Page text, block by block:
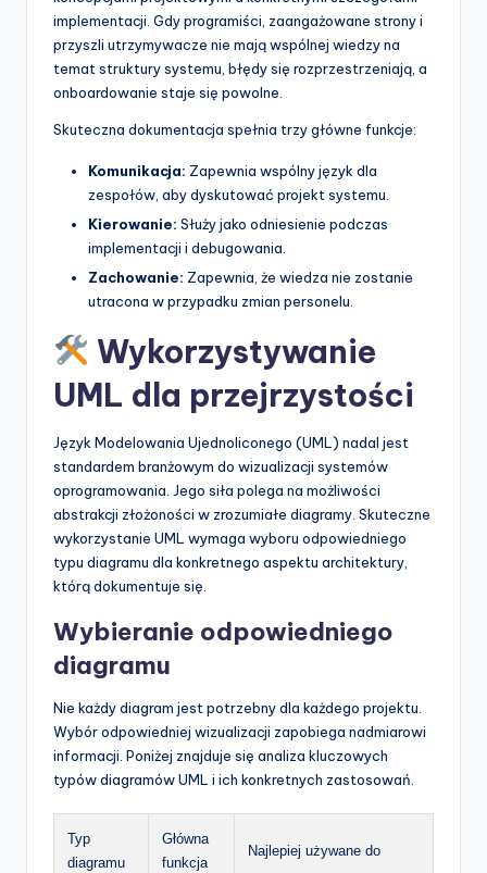
implementacji. Gdy programiści, zaangażowane strony i
przyszli utrzymywacze nie mają wspólnej wiedzy na
temat struktury systemu, błędy się rozprzestrzeniają, a
onboardowanie staje się powolne.
Skuteczna dokumentacja spełnia trzy główne funkcje:
Komunikacja: Zapewnia wspólny język dla
zespołów, aby dyskutować projekt systemu.
Kierowanie: Służy jako odniesienie podczas
implementacji i debugowania.
Zachowanie: Zapewnia, że wiedza nie zostanie
utracona w przypadku zmian personelu.
Wykorzystywanie
UML dla przejrzystości
Język Modelowania Ujednoliconego (UML) nadal jest
standardem branżowym do wizualizacji systemów
oprogramowania. Jego siła polega na możliwości
abstrakcji złożoności w zrozumiałe diagramy. Skuteczne
wykorzystanie UML wymaga wyboru odpowiedniego
typu diagramu dla konkretnego aspektu architektury,
którą dokumentuje się.
Wybieranie odpowiedniego
diagramu
Nie każdy diagram jest potrzebny dla każdego projektu.
Wybór odpowiedniej wizualizacji zapobiega nadmiarowi
informacji. Poniżej znajduje się analiza kluczowych
typów diagramów UML i ich konkretnych zastosowań.
Typ
diagramu
Główna
funkcja
Najlepiej używane do